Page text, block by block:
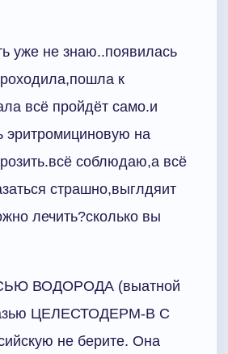
уже не знаю..появилась
к
всё пройдёт само.и
эритромициновую на
соблюдаю,а всё
страшно,выглдяит
лечить?сколько вы
ВОДОРОДА (выатной
ЦЕЛЕСТОДЕРМ-В С
не берите. Она